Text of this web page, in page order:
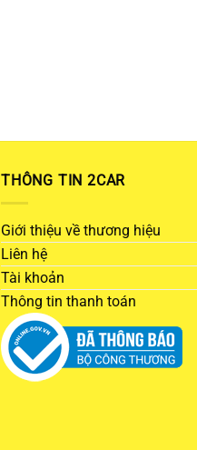
THÔNG TIN 2CAR
Giới thiệu về thương hiệu
Liên hệ
Tài khoản
Thông tin thanh toán